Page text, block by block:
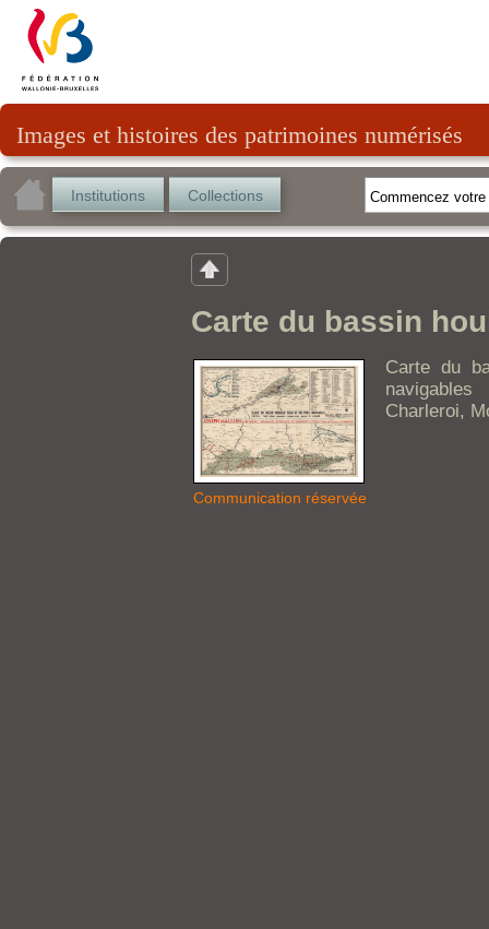
Images et histoires des patrimoines numérisés
Institutions Collections
Carte du bassin
Communication réservée
Carte du
Charleroi,